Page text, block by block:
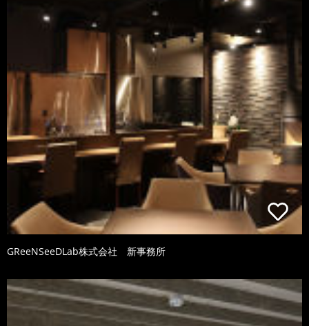
GReeNSeeDLab株式会社 新事務所